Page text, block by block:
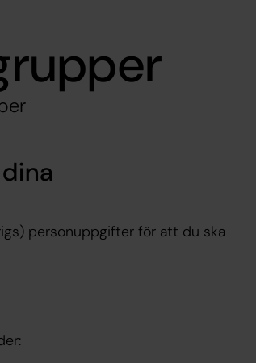
personuppgifter för att du ska